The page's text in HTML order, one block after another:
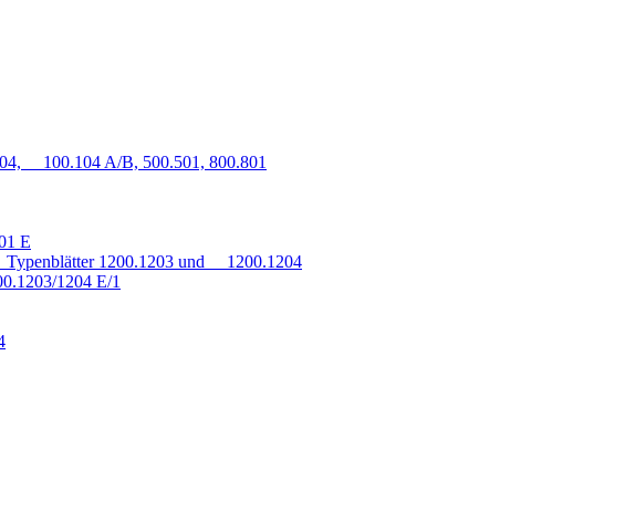
100.104 A/B, 500.501, 800.801
E
1200.1203 und 1200.1204
1204 E/1